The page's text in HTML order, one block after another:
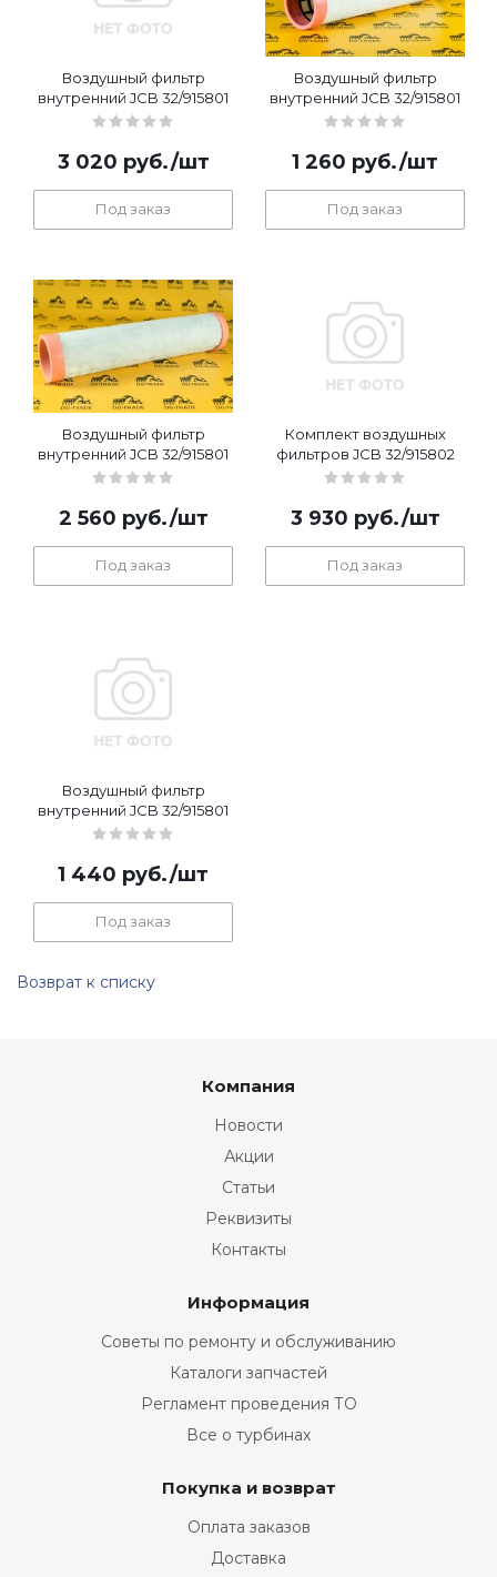
Воздушный фильтр
внутренний JCB 32/915801
3 020 руб./шт
Под заказ
Воздушный фильтр
внутренний JCB 32/915801
1 260 руб./шт
Под заказ
Воздушный фильтр
внутренний JCB 32/915801
2 560 руб./шт
Под заказ
Комплект воздушных
фильтров JCB 32/915802
3 930 руб./шт
Под заказ
Воздушный фильтр
внутренний JCB 32/915801
1 440 руб./шт
Под заказ
Возврат к списку
Компания
Новости
Акции
Статьи
Реквизиты
Контакты
Информация
Советы по ремонту и обслуживанию
Каталоги запчастей
Регламент проведения ТО
Все о турбинах
Покупка и возврат
Оплата заказов
Доставка